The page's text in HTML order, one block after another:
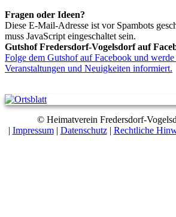
Fragen oder Ideen?
Diese E-Mail-Adresse ist vor Spambots
muss JavaScript eingeschaltet sein.
Gutshof Fredersdorf-Vogelsdorf auf
Folge dem Gutshof auf Facebook und
Veranstaltungen und Neuigkeiten informiert.
© Heimatverein Fredersdorf-
| Impressum| Datenschutz| Rechtliche